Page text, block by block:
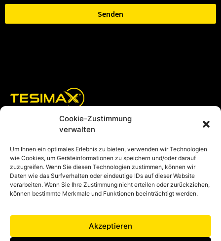
Cookie-Zustimmung
verwalten
Um Ihnen ein optimales Erlebnis zu bieten, verwenden wir Technologien
wie Cookies, um Geräteinformationen zu speichern und/oder darauf
zuzugreifen. Wenn Sie diesen Technologien zustimmen, können wir
Daten wie das Surfverhalten oder eindeutige IDs auf dieser Website
verarbeiten. Wenn Sie Ihre Zustimmung nicht erteilen oder zurückziehen,
können bestimmte Merkmale und Funktionen beeinträchtigt werden.
Akzeptieren
Senden
TESIMAX – Altinger GmbH
Leimenstraße 2
75242 Neuhausen – Steinegg
DATENSCHUTZ
AGB